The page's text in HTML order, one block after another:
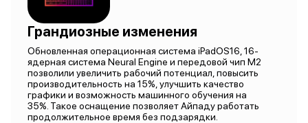
Грандиозные изменения
Обновленная операционная система iPadOS16, 16-
ядерная система Neural Engine и передовой чип M2
позволили увеличить рабочий потенциал, повысить
производительность на 15%, улучшить качество
графики и возможность машинного обучения на
35%. Такое оснащение позволяет Айпаду работать
продолжительное время без подзарядки.